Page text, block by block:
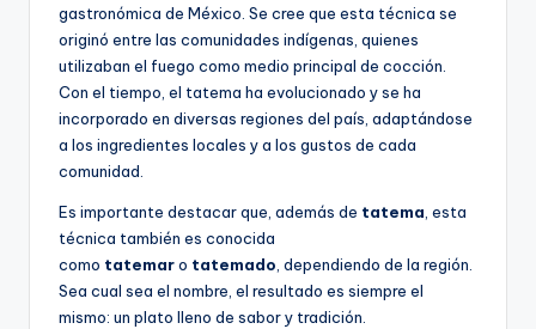
gastronómica de México. Se cree que esta técnica se
originó entre las comunidades indígenas, quienes
utilizaban el fuego como medio principal de cocción.
Con el tiempo, el tatema ha evolucionado y se ha
incorporado en diversas regiones del país, adaptándose
a los ingredientes locales y a los gustos de cada
comunidad.
Es importante destacar que, además de tatema , esta
técnica también es conocida
como tatemaro tatemado , dependiendo de la región.
Sea cual sea el nombre, el resultado es siempre el
mismo: un plato lleno de sabor y tradición.